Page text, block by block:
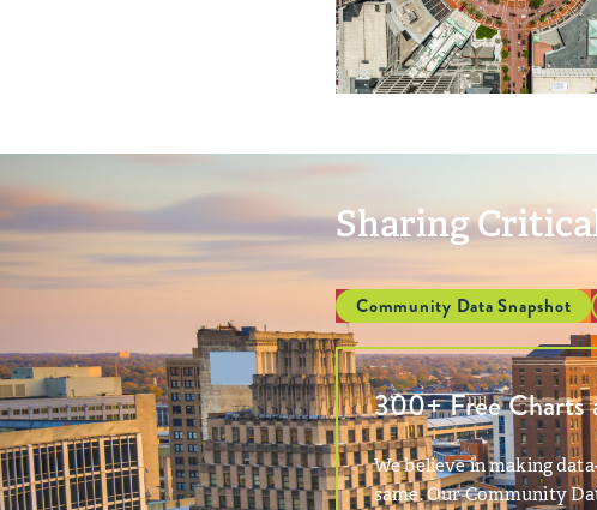
Sharing
Community Data Snapshot
300+ Free Charts
We believe in making
same. Our Community